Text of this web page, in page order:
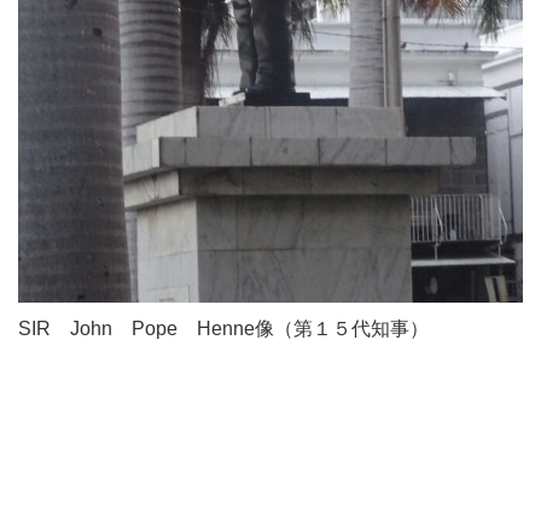
SIR John Pope Henne像（第１５代知事）